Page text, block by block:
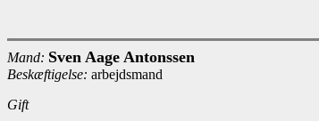
Mand: Sven Aage Antonssen
Beskæftigelse: arbejdsmand
Gift